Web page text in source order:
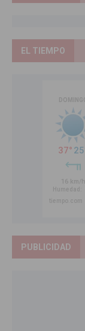
EL TIEMPO
PUBLICIDAD